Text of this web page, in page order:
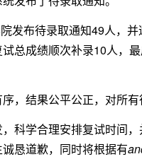
发布待录取通知49人，
总成绩顺次补录10人，
，结果公平公正，对所有
科学合理安排复试时间
恳道歉，同时将根据有